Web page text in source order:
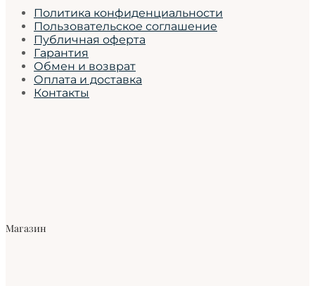
Политика конфиденциальности
Пользовательское соглашение
Публичная оферта
Гарантия
Обмен и возврат
Оплата и доставка
Контакты
Магазин